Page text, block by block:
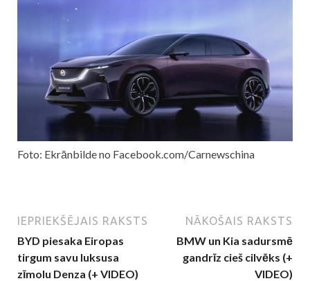
Foto: Ekrānbilde no Facebook.com/Carnewschina
IEPRIEKŠĒJAIS RAKSTS
BYD piesaka Eiropas
tirgum savu luksusa
zīmolu Denza (+ VIDEO)
NĀKOŠAIS RAKSTS
BMW un Kia sadursmē
gandrīz cieš cilvēks (+
VIDEO)